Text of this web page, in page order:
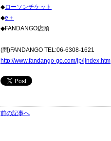
◆ローソンチケット
◆e＋
◆FANDANGO店頭
(問)FANDANGO TEL:06-6308-1621
http://www.fandango-go.com/jp/jindex.htm
前の記事へ